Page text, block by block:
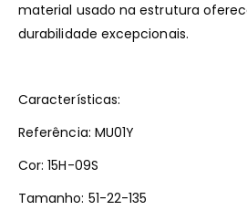
material usado na estrutura
durabilidade excepcionais.
Características:
Referência: MU01Y
Cor: 15H-09S
Tamanho: 51-22-135